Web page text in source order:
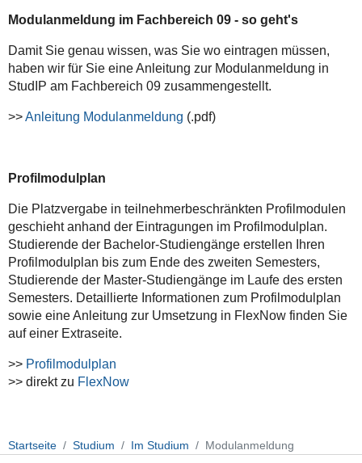
Modulanmeldung im Fachbereich 09 - so geht's
Damit Sie genau wissen, was Sie wo eintragen müssen,
haben wir für Sie eine Anleitung zur Modulanmeldung in
StudIP am Fachbereich 09 zusammengestellt.
>>Anleitung Modulanmeldung (.pdf)
Profilmodulplan
Die Platzvergabe in teilnehmerbeschränkten Profilmodulen
geschieht anhand der Eintragungen im Profilmodulplan.
Studierende der Bachelor-Studiengänge erstellen Ihren
Profilmodulplan bis zum Ende des zweiten Semesters,
Studierende der Master-Studiengänge im Laufe des ersten
Semesters. Detaillierte Informationen zum Profilmodulplan
sowie eine Anleitung zur Umsetzung in FlexNow finden Sie
auf einer Extraseite.
>> Profilmodulplan
>> direkt zu FlexNow
Startseite Studium Im Studium Modulanmeldung